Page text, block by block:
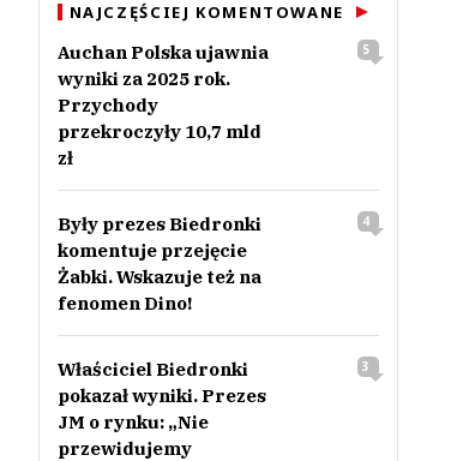
NAJCZĘŚCIEJ KOMENTOWANE
Auchan Polska ujawnia
wyniki za 2025 rok.
Przychody
przekroczyły 10,7 mld
zł
5
Były prezes Biedronki
komentuje przejęcie
Żabki. Wskazuje też na
fenomen Dino!
4
Właściciel Biedronki
pokazał wyniki. Prezes
JM o rynku: „Nie
przewidujemy
3